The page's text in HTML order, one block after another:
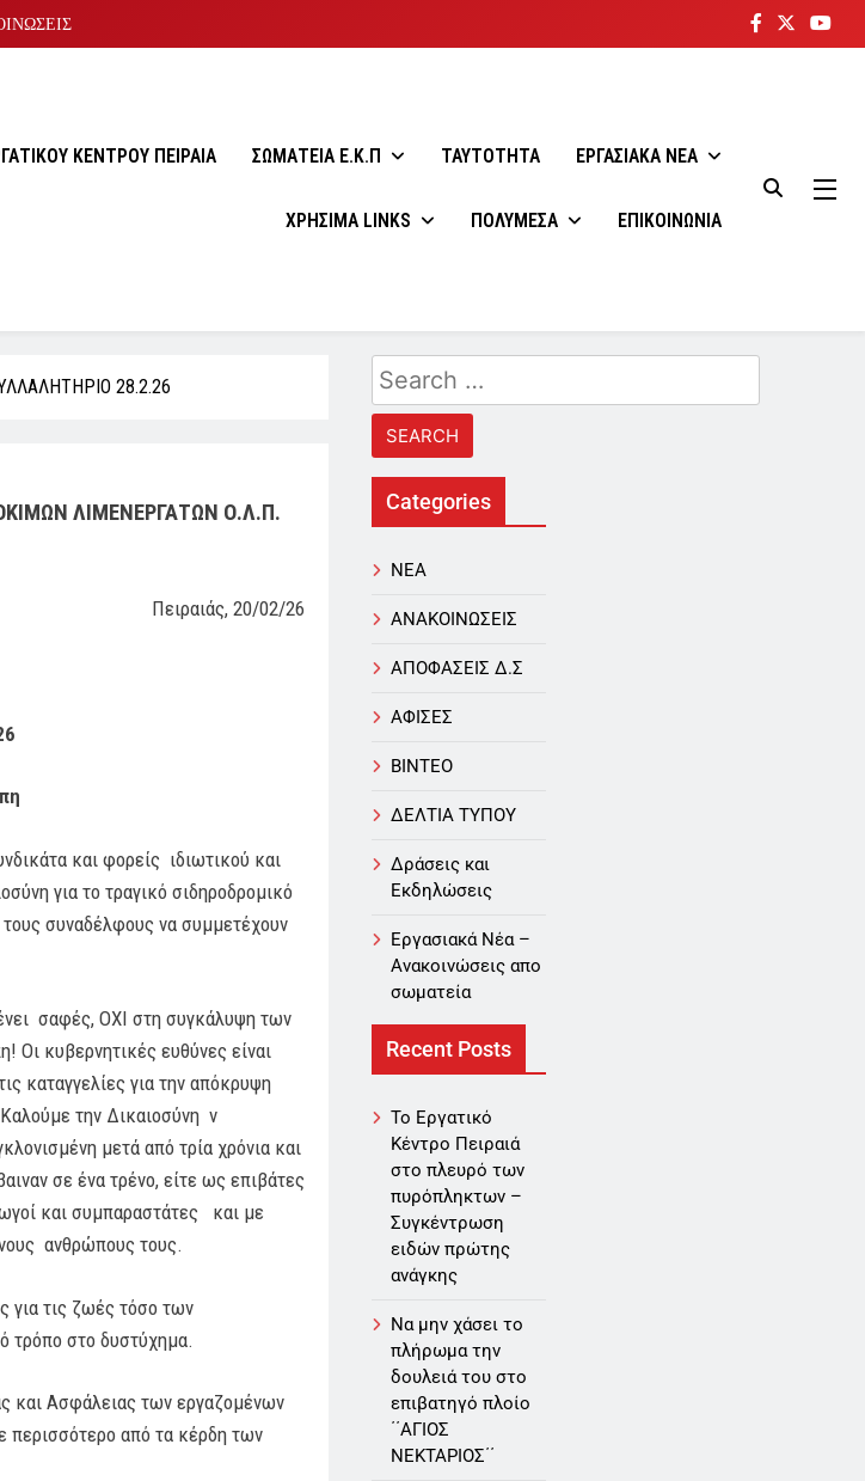
ΚΕΝΤΡΟΥ ΠΕΙΡΑΙΑ ΣΩΜΑΤΕΙA E.K.Π ΤΑΥΤΟΤΗΤΑ ΕΡΓΑΣΙΑΚΑ ΝΕΑ
ΧΡΗΣΙΜΑ LINKS ΠΟΛΥΜΕΣΑ ΕΠΙΚΟΙΝΩΝΙΑ
28.2.26
Ο.Λ.Π.
Πειραιάς, 20/02/26
και φορείς ιδιωτικού και
για το τραγικό σιδηροδρομικό
συναδέλφους να συμμετέχουν
σαφές, ΟΧΙ στη συγκάλυψη των
κυβερνητικές ευθύνες είναι
καταγγελίες για την απόκρυψη
την Δικαιοσύνη ν
μετά από τρία χρόνια και
σε ένα τρένο, είτε ως επιβάτες
και συμπαραστάτες και με
ανθρώπους τους.
για τις ζωές τόσο των
τρόπο στο δυστύχημα.
και Ασφάλειας των εργαζομένων
περισσότερο από τα κέρδη των
Search
for:
Categories
NEA
ΑΝΑΚΟΙΝΩΣΕΙΣ
ΑΠΟΦΑΣΕΙΣ Δ.Σ
ΑΦΙΣΕΣ
ΒΙΝΤΕΟ
ΔΕΛΤΙΑ ΤΥΠΟΥ
Δράσεις και
Εκδηλώσεις
Εργασιακά Νέα –
Aνακοινώσεις απο
σωματεία
Recent Posts
Το Εργατικό
Κέντρο Πειραιά
στο πλευρό των
πυρόπληκτων –
Συγκέντρωση
ειδών πρώτης
ανάγκης
Να μην χάσει το
πλήρωμα την
δουλειά του στο
επιβατηγό πλοίο
΄΄ΑΓΙΟΣ
ΝΕΚΤΑΡΙΟΣ΄΄